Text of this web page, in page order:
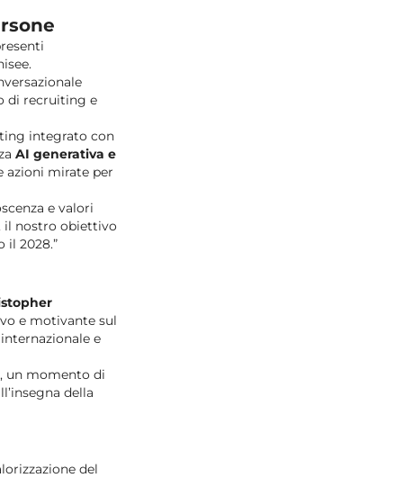
di recruiting e
integrato con
AI generativa e
azioni mirate per
e valori
il nostro obiettivo
2028.”
e motivante sul
e
un momento di
della
del